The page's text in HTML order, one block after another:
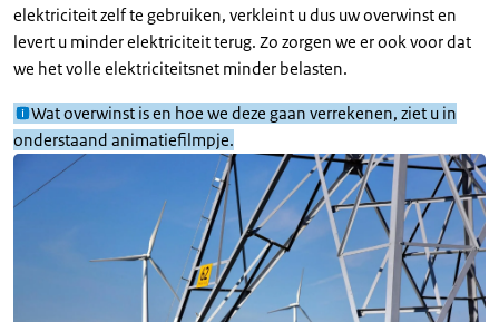
elektriciteit zelf te gebruiken, verkleint u dus uw overwinst en
levert u minder elektriciteit terug. Zo zorgen we er ook voor dat
we het volle elektriciteitsnet minder belasten.
Wat overwinst is en hoe we deze gaan verrekenen, ziet u in
onderstaand animatiefilmpje.